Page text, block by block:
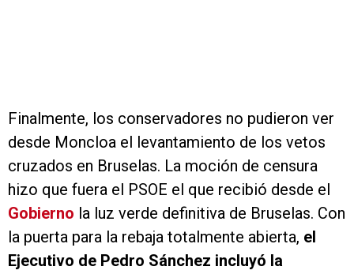
Finalmente, los conservadores no pudieron ver
desde Moncloa el levantamiento de los vetos
cruzados en Bruselas. La moción de censura
hizo que fuera el PSOE el que recibió desde el
Gobierno la luz verde definitiva de Bruselas. Con
la puerta para la rebaja totalmente abierta, el
Ejecutivo de Pedro Sánchez incluyó la